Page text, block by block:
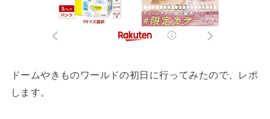
ドームやきものワールドの初日に行ってみたので、レポ
します。